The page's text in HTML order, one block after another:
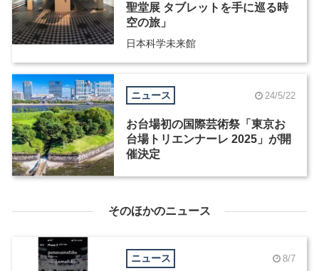
聖堂展 タブレットを手に巡る時
空の旅」
日本科学未来館
ニュース 24/5/22
お台場初の国際芸術祭「東京お
台場トリエンナーレ 2025」が開
催決定
そのほかのニュース
ニュース 8/7